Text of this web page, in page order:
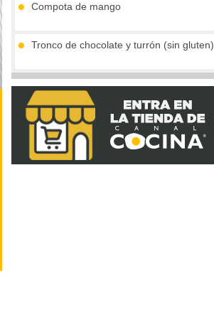
Compota de mango
Tronco de chocolate y turrón (sin gluten)
Crema de boletus y huevo de codorniz